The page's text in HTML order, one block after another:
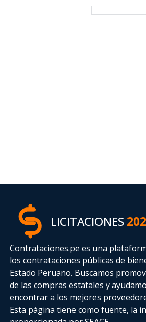
LICITACIONES
Contrataciones.pe es una
los contrataciones públicas de
Estado Peruano. Buscamos
de las compras estatalesy
encontrar a los mejores
Esta página tiene como fuente, la